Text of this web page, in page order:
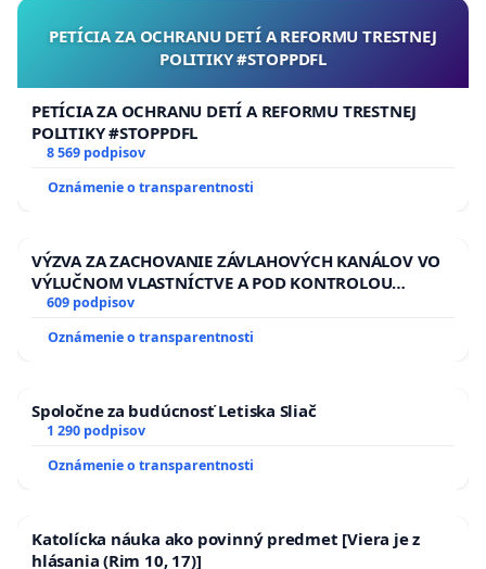
PETÍCIA ZA OCHRANU DETÍ A REFORMU TRESTNEJ
POLITIKY #STOPPDFL
PETÍCIA ZA OCHRANU DETÍ A REFORMU TRESTNEJ
POLITIKY #STOPPDFL
8 569 podpisov
Oznámenie o transparentnosti
VÝZVA ZA ZACHOVANIE ZÁVLAHOVÝCH KANÁLOV VO
VÝLUČNOM VLASTNÍCTVE A POD KONTROLOU
SLOVENSKEJ REPUBLIKY & žiadosť na riešenie
kanálov na Slovensku
609 podpisov
Oznámenie o transparentnosti
Spoločne za budúcnosť Letiska Sliač
1 290 podpisov
Oznámenie o transparentnosti
Katolícka náuka ako povinný predmet [Viera je z
hlásania (Rim 10, 17)]